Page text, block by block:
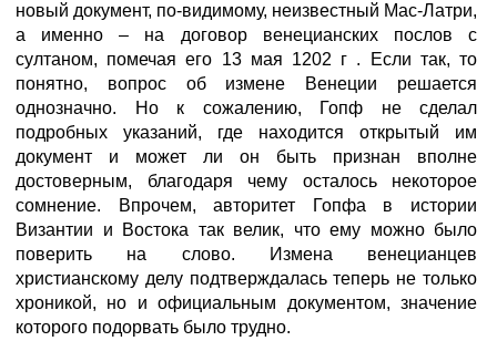
новый документ, по-видимому, неизвестный Мас-Латри,
а именно – на договор венецианских послов с
султаном, помечая его 13 мая 1202 г . Если так, то
понятно, вопрос об измене Венеции решается
однозначно. Но к сожалению, Гопф не сделал
подробных указаний, где находится открытый им
документ и может ли он быть признан вполне
достоверным, благодаря чему осталось некоторое
сомнение. Впрочем, авторитет Гопфа в истории
Византии и Востока так велик, что ему можно было
поверить на слово. Измена венецианцев
христианскому делу подтверждалась теперь не только
хроникой, но и официальным документом, значение
которого подорвать было трудно.